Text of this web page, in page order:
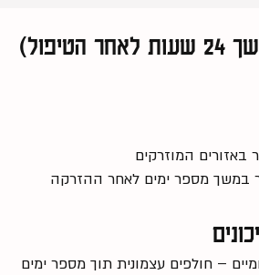
המוזרקים
במשך מספר ימים לאחר ההזרקה
– חולפים עצמונית תוך מספר ימים